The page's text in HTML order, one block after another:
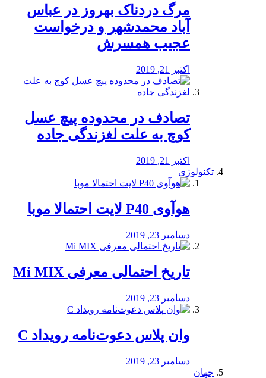
مرگ دردناک بهروز در عباس
آباد محمدشهر و درخواست
عجیب همسرش
اکتبر 21, 2019
تصادف در محدوده پیچ عسل
کوچ به علت لغزندگی جاده
اکتبر 21, 2019
تکنولوژی
هوآوی P40 لایت احتمالا موبا
دسامبر 23, 2019
تاریخ احتمالی معرفی Mi MIX
دسامبر 23, 2019
وان پلاس دعوت‌نامه رویداد C
دسامبر 23, 2019
جهان